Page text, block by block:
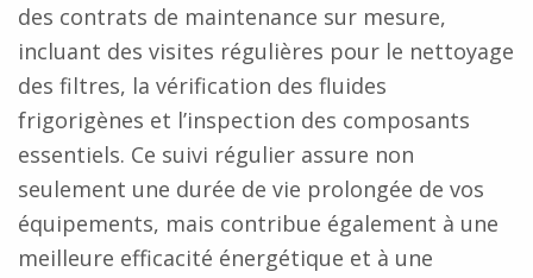
des contrats de maintenance sur mesure,
incluant des visites régulières pour le nettoyage
des filtres, la vérification des fluides
frigorigènes et l’inspection des composants
essentiels. Ce suivi régulier assure non
seulement une durée de vie prolongée de vos
équipements, mais contribue également à une
meilleure efficacité énergétique et à une